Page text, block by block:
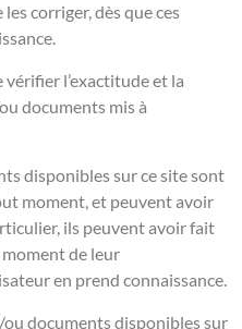
les corriger, dès que ces
l’exactitude et la
documents mis à
disponibles sur ce site sont
moment, et peuvent avoir
ils peuvent avoir fait
moment de leur
en prend connaissance.
documents disponibles sur